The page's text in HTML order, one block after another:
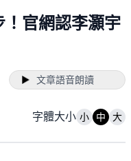
官網認李灝宇
文章語音朗讀
字體大小 小 中 大